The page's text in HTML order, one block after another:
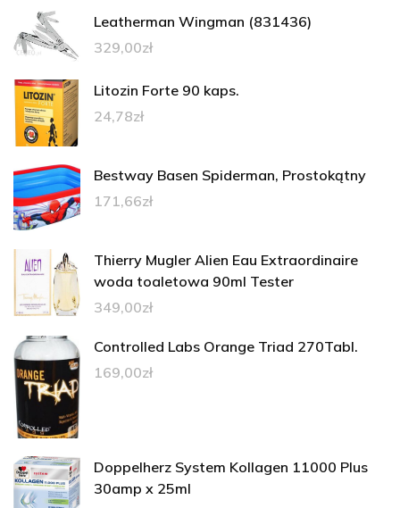
Leatherman Wingman (831436)
329,00zł
Litozin Forte 90 kaps.
24,78zł
Bestway Basen Spiderman, Prostokątny
171,66zł
Thierry Mugler Alien Eau Extraordinaire
woda toaletowa 90ml Tester
349,00zł
Controlled Labs Orange Triad 270Tabl.
169,00zł
Doppelherz System Kollagen 11000 Plus
30amp x 25ml